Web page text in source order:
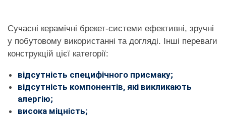
Сучасні керамічні брекет-системи ефективні, зручні
у побутовому використанні та догляді. Інші переваги
конструкцій цієї категорії:
відсутність специфічного присмаку;
відсутність компонентів, які викликають
алергію;
висока міцність;